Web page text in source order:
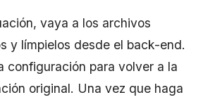
vaya a los archivos
y límpielos desde el back-end.
configuración para volver a la
original. Una vez que haga